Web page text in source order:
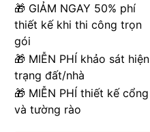
🎁 GIẢM NGAY 50% phí
thiết kế khi thi công trọn
gói
🎁 MIỄN PHÍ khảo sát hiện
trạng đất/nhà
🎁 MIỄN PHÍ thiết kế cổng
và tường rào